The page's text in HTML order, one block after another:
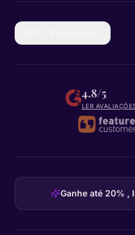
4.8/5
LER
Ganhe até 20% ,